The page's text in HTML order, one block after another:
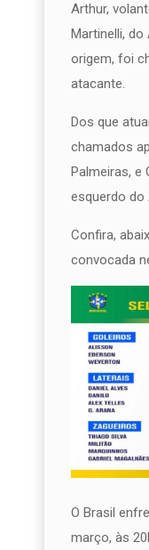
Arthur,
Martinelli, do
origem, foi
atacante.
Dos que
chamados
Palmeiras, e
esquerdo do
Confira,
convocada
O Brasil
março, às